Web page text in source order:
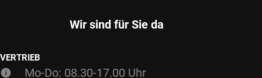
Wir sind für Sie da
VERTRIEB
Mo-Do: 08.30-17.00 Uhr